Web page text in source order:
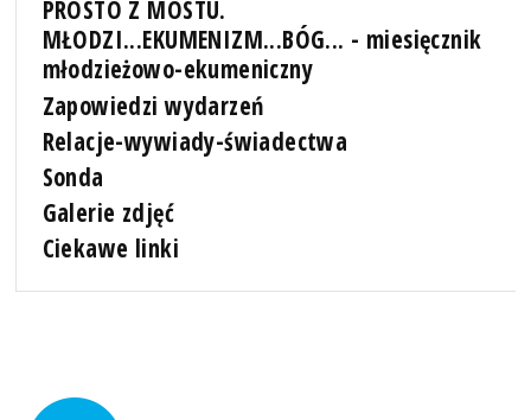
PROSTO Z MOSTU.
MŁODZI...EKUMENIZM...BÓG... - miesięcznik
młodzieżowo-ekumeniczny
Zapowiedzi wydarzeń
Relacje-wywiady-świadectwa
Sonda
Galerie zdjęć
Ciekawe linki